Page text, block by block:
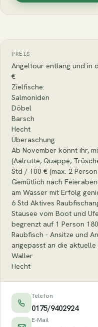
PREIS
Angeltour entlang und in
€
Zielfische:
Salmoniden
Döbel
Barsch
Hecht
Überaschung
Ab November könnt ihr,
(Aalrutte, Quappe,
Std / 100 € (max. 2
Gemütlich nach
am Wasser mit Erfolg
6 Std Aktives
Stausee vom Boot und
begrenzt auf 1 Person
Raubfisch - Ansitze und
angepasst an die aktuelle
Waller
Hecht
Telefon
0175/9402924
E-Mail